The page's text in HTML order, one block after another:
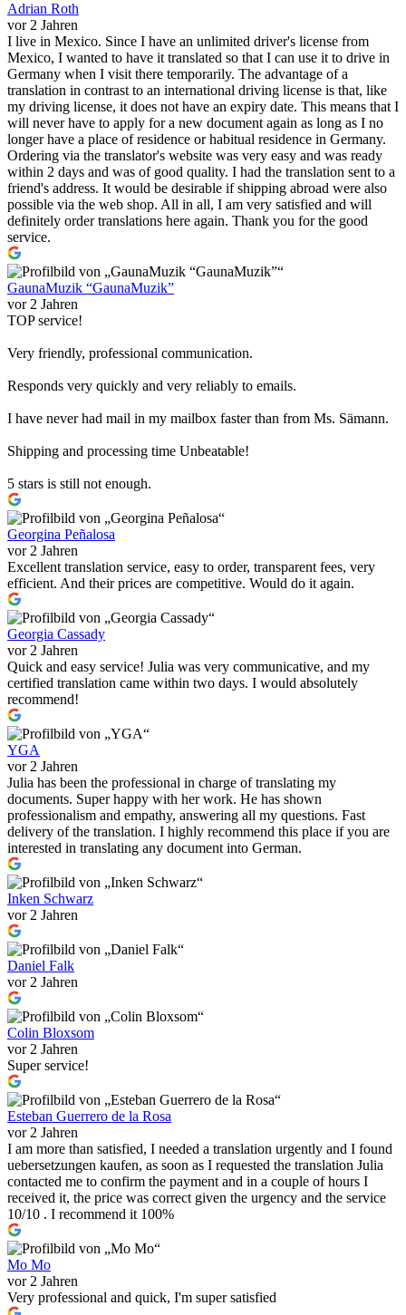
Adrian Roth
vor 2 Jahren
I live in Mexico. Since I have an unlimited driver's license from
Mexico, I wanted to have it translated so that I can use it to drive in
Germany when I visit there temporarily. The advantage of a
translation in contrast to an international driving license is that, like
my driving license, it does not have an expiry date. This means that I
will never have to apply for a new document again as long as I no
longer have a place of residence or habitual residence in Germany.
Ordering via the translator's website was very easy and was ready
within 2 days and was of good quality. I had the translation sent to a
friend's address. It would be desirable if shipping abroad were also
possible via the web shop. All in all, I am very satisfied and will
definitely order translations here again. Thank you for the good
service.
GaunaMuzik “GaunaMuzik”
vor 2 Jahren
TOP service!
Very friendly, professional communication.
Responds very quickly and very reliably to emails.
I have never had mail in my mailbox faster than from Ms. Sämann.
Shipping and processing time Unbeatable!
5 stars is still not enough.
Georgina Peñalosa
vor 2 Jahren
Excellent translation service, easy to order, transparent fees, very
efficient. And their prices are competitive. Would do it again.
Georgia Cassady
vor 2 Jahren
Quick and easy service! Julia was very communicative, and my
certified translation came within two days. I would absolutely
recommend!
YGA
vor 2 Jahren
Julia has been the professional in charge of translating my
documents. Super happy with her work. He has shown
professionalism and empathy, answering all my questions. Fast
delivery of the translation. I highly recommend this place if you are
interested in translating any document into German.
Inken Schwarz
vor 2 Jahren
Daniel Falk
vor 2 Jahren
Colin Bloxsom
vor 2 Jahren
Super service!
Esteban Guerrero de la Rosa
vor 2 Jahren
I am more than satisfied, I needed a translation urgently and I found
uebersetzungen kaufen, as soon as I requested the translation Julia
contacted me to confirm the payment and in a couple of hours I
received it, the price was correct given the urgency and the service
10/10 . I recommend it 100%
Mo Mo
vor 2 Jahren
Very professional and quick, I'm super satisfied